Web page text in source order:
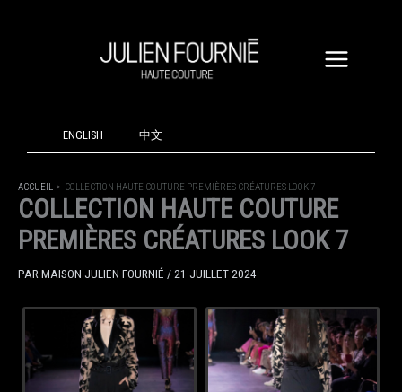
ENGLISH 中文
ACCUEIL COLLECTION HAUTE COUTURE PREMIÈRES CRÉATURES LOOK 7
COLLECTION HAUTE COUTURE
PREMIÈRES CRÉATURES LOOK 7
PAR MAISON JULIEN FOURNIÉ /21 JUILLET 2024